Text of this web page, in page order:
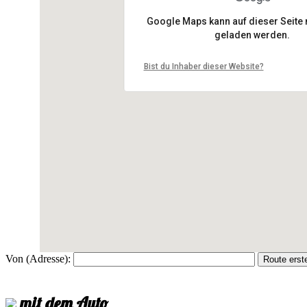
Google Maps kann auf dieser Seite
geladen werden.
Bist du Inhaber dieser Website?
Von (Adresse):
mit dem Auto